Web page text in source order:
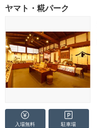
ヤマト・糀パーク
入場無料 駐車場